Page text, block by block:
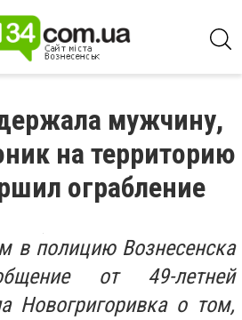
мужчину,
на территорию
ограбление
в полицию Вознесенска
от 49-летней
Новогригоривка о том,